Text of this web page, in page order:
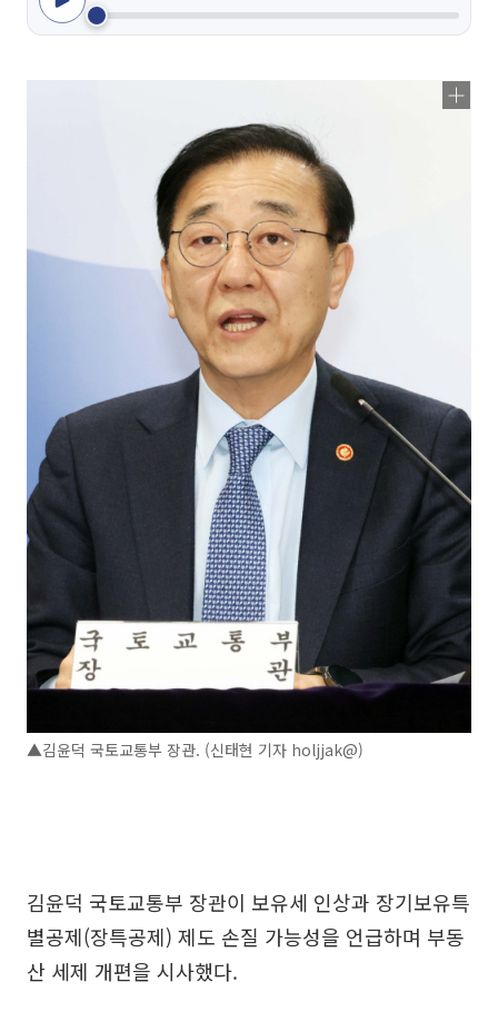
▲김윤덕 국토교통부 장관. (신태현 기자 holjjak@)
김윤덕 국토교통부 장관이 보유세 인상과 장기보유특
별공제(장특공제) 제도 손질 가능성을 언급하며 부동
산 세제 개편을 시사했다.